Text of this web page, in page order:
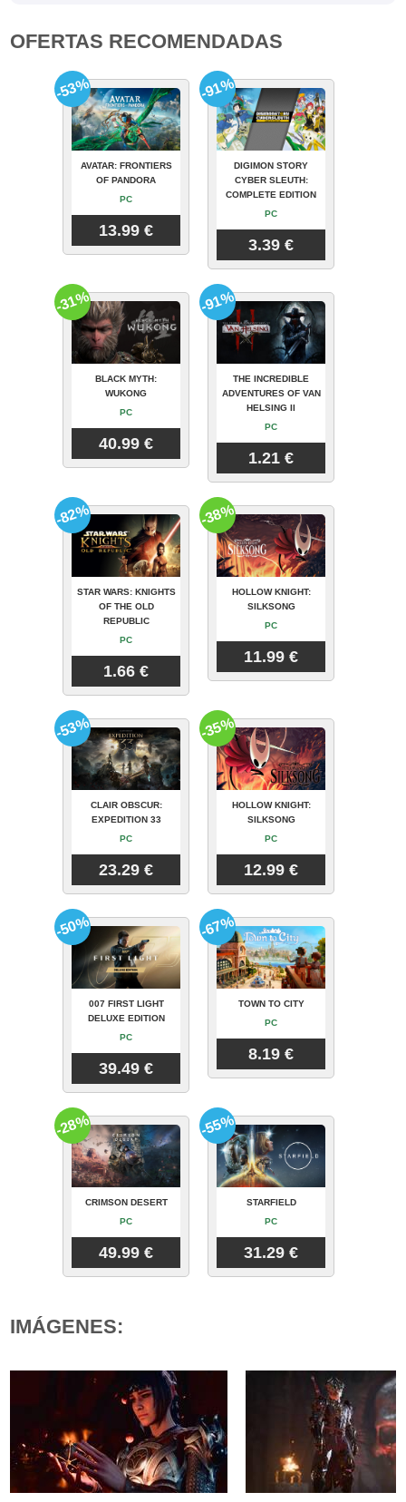
OFERTAS RECOMENDADAS
AVATAR: FRONTIERS
OF PANDORA
PC
13.99 €
-53%
DIGIMON STORY
CYBER SLEUTH:
COMPLETE EDITION
PC
3.39 €
-91%
BLACK MYTH:
WUKONG
PC
40.99 €
-31%
THE INCREDIBLE
ADVENTURES OF VAN
HELSING II
PC
1.21 €
-91%
STAR WARS: KNIGHTS
OF THE OLD
REPUBLIC
PC
1.66 €
-82%
HOLLOW KNIGHT:
SILKSONG
PC
11.99 €
-38%
CLAIR OBSCUR:
EXPEDITION 33
PC
23.29 €
-53%
HOLLOW KNIGHT:
SILKSONG
PC
12.99 €
-35%
007 FIRST LIGHT
DELUXE EDITION
PC
39.49 €
-50%
TOWN TO CITY
PC
8.19 €
-67%
CRIMSON DESERT
PC
49.99 €
-28%
STARFIELD
PC
31.29 €
-55%
IMÁGENES: